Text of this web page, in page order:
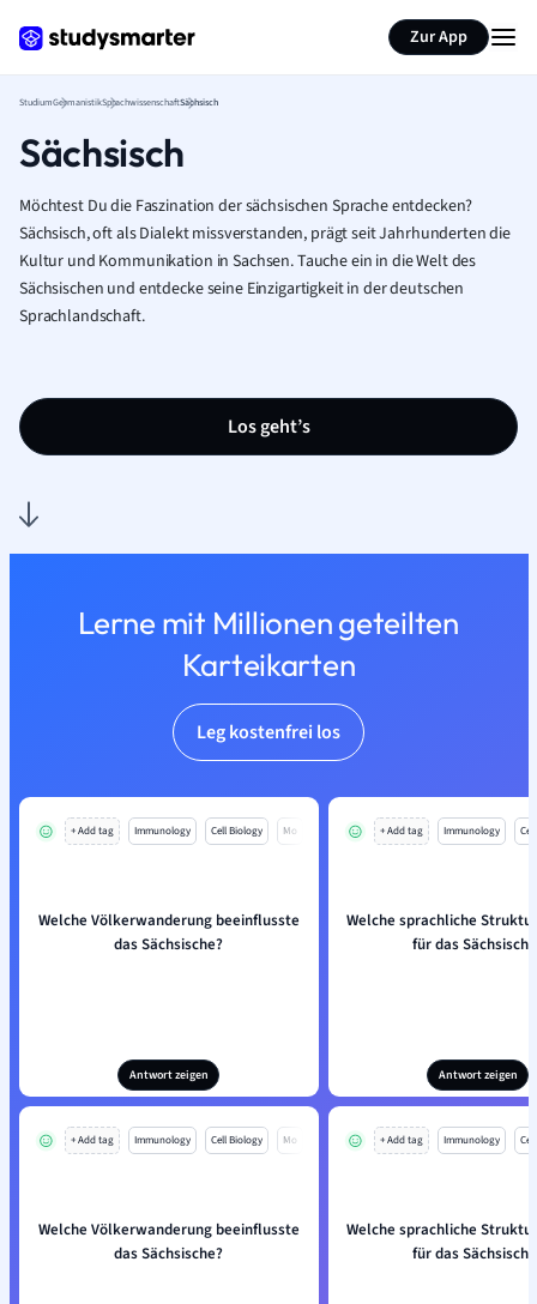
Zur App
StudiumGermanistikSprachwissenschaftSächsisch
Sächsisch
Möchtest Du die Faszination der sächsischen Sprache entdecken?
Sächsisch, oft als Dialekt missverstanden, prägt seit Jahrhunderten die
Kultur und Kommunikation in Sachsen. Tauche ein in die Welt des
Sächsischen und entdecke seine Einzigartigkeit in der deutschen
Sprachlandschaft.
Los geht’s
Lerne mit Millionen geteilten
Karteikarten
Leg kostenfrei los
+ Add tag Immunology Cell Biology Mo
Welche Völkerwanderung beeinflusste
das Sächsische?
Antwort zeigen
+ Add tag Immunology
Welche sprachliche
für das
Antwort zeigen
+ Add tag Immunology Cell Biology Mo
Welche Völkerwanderung beeinflusste
das Sächsische?
+ Add tag Immunology
Welche sprachliche
für das